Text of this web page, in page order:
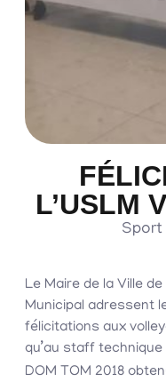
L’USLM
Sport
Le Maire de la Ville
Municipal adressent
félicitations aux
qu’au staff
DOM TOM 2018